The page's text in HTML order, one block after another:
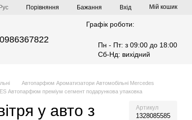
Рус Порівняння Бажання Вхід Мій кошик
Графік роботи:
Пн - Пт: з 09:00 до 18:00
Сб-Нд: вихідний
Автопарфюм Ароматизатори Автомобільні Mercedes
Автопарфюм преміум сегмент подарункова упаковка
у авто з
Артикул
1328085585